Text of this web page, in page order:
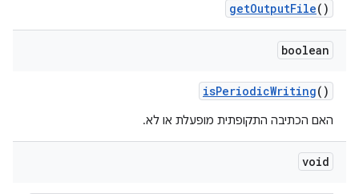
getOutputFile()
boolean
isPeriodicWriting()
האם הכתיבה התקופתית מופעלת או לא.
void